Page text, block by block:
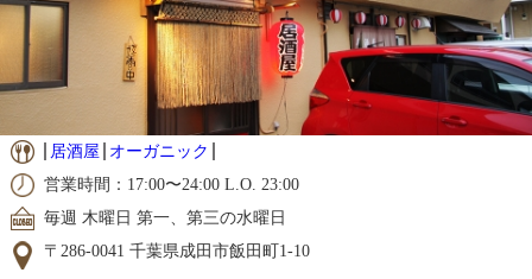
居酒屋
オーガニック
営業時間：17:00〜24:00 L.O. 23:00
毎週 木曜日 第一、第三の水曜日
〒286-0041 千葉県成田市飯田町1-10